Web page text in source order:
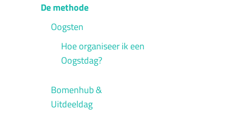
De methode
Oogsten
Hoe organiseer ik een
Oogstdag?
Bomenhub &
Uitdeeldag